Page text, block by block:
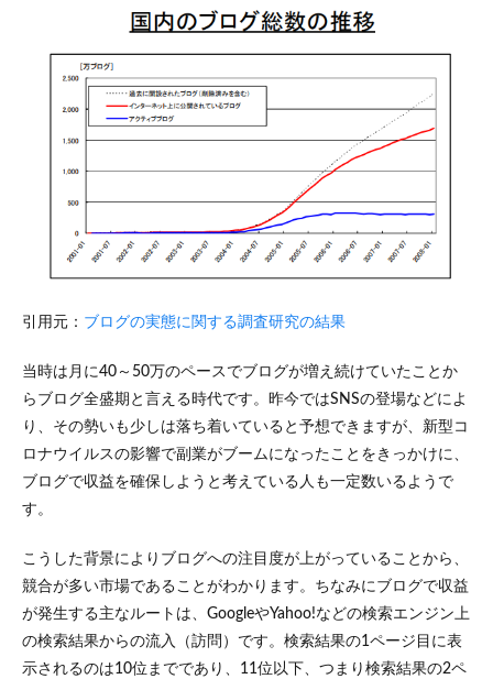
拡大
グは
益化
るメ
ディ
ア
3
稼ぐ
ため
ブロ
を上
仕組
みを
理解
し、
実践
引用元： ブログの実態に関する調査研究の結果
当時は月に40～50万のペースでブログが増え続けていたことか
らブログ全盛期と言える時代です。昨今ではSNSの登場などによ
り、その勢いも少しは落ち着いていると予想できますが、新型コ
ロナウイルスの影響で副業がブームになったことをきっかけに、
ブログで収益を確保しようと考えている人も一定数いるようで
す。
こうした背景によりブログへの注目度が上がっていることから、
競合が多い市場であることがわかります。ちなみにブログで収益
が発生する主なルートは、GoogleやYahoo!などの検索エンジン上
の検索結果からの流入（訪問）です。検索結果の1ページ目に表
示されるのは10位までであり、11位以下、つまり検索結果の2ペ